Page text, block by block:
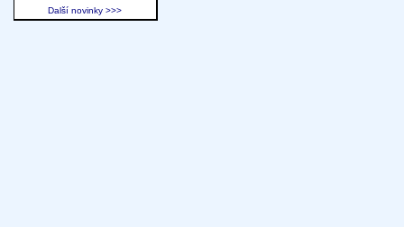
Další novinky >>>